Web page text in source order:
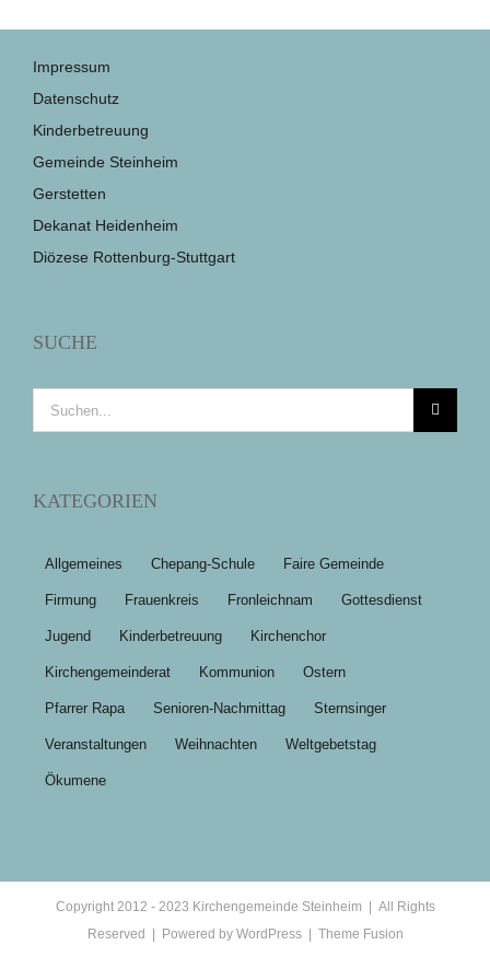
Impressum
Datenschutz
Kinderbetreuung
Gemeinde Steinheim
Gerstetten
Dekanat Heidenheim
Diözese Rottenburg-Stuttgart
SUCHE
Suche
nach:
KATEGORIEN
Allgemeines Chepang-Schule Faire Gemeinde
Firmung Frauenkreis Fronleichnam Gottesdienst
Jugend Kinderbetreuung Kirchenchor
Kirchengemeinderat Kommunion Ostern
Pfarrer Rapa Senioren-Nachmittag Sternsinger
Veranstaltungen Weihnachten Weltgebetstag
Ökumene
Copyright 2012 - 2023 Kirchengemeinde Steinheim | All Rights
Reserved | Powered by WordPress| Theme Fusion